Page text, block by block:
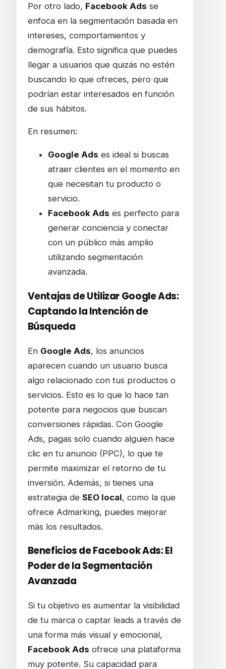
Por otro lado, Facebook Ads se
enfoca en la segmentación basada en
intereses, comportamientos y
demografía. Esto significa que puedes
llegar a usuarios que quizás no estén
buscando lo que ofreces, pero que
podrían estar interesados en función
de sus hábitos.
En resumen:
Google Ads es ideal si buscas
atraer clientes en el momento en
que necesitan tu producto o
servicio.
Facebook Ads es perfecto para
generar conciencia y conectar
con un público más amplio
utilizando segmentación
avanzada.
Ventajas de Utilizar Google Ads:
Captando la Intención de
Búsqueda
En Google Ads, los anuncios
aparecen cuando un usuario busca
algo relacionado con tus productos o
servicios. Esto es lo que lo hace tan
potente para negocios que buscan
conversiones rápidas. Con Google
Ads, pagas solo cuando alguien hace
clic en tu anuncio (PPC), lo que te
permite maximizar el retorno de tu
inversión. Además, si tienes una
estrategia de SEO local, como la que
ofrece Admarking, puedes mejorar
más los resultados.
Beneficios de Facebook Ads: El
Poder de la Segmentación
Avanzada
Si tu objetivo es aumentar la visibilidad
de tu marca o captar leads a través de
una forma más visual y emocional,
Facebook Ads ofrece una plataforma
muy potente. Su capacidad para